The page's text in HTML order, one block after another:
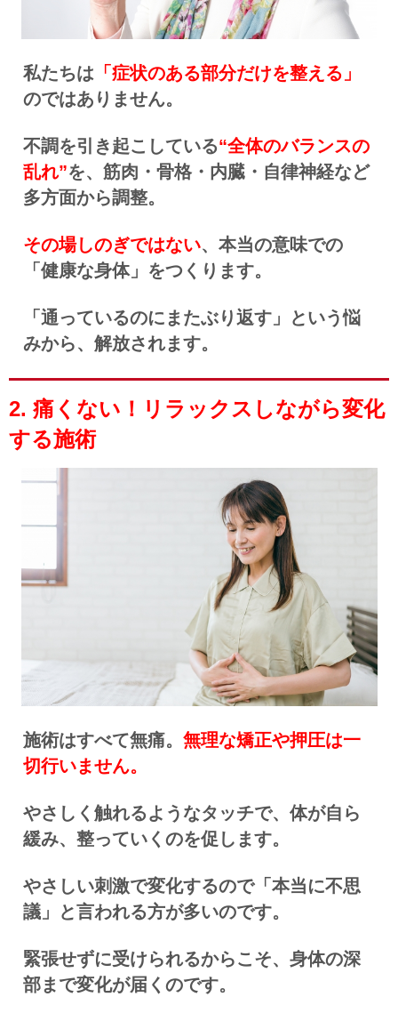
私たちは 「症状のある部分だけを整える」
のではありません。
不調を引き起こしている“全体のバランスの
乱れ”を、筋肉・骨格・内臓・自律神経など
多方面から調整。
その場しのぎではない、本当の意味での
「健康な身体」をつくります。
「 通っているのにまたぶり返す」という悩
みから、解放されます。
2. 痛くない！リラックスしながら変化
する施術
施術はすべて無痛。 無理な矯正や押圧は一
切行いません。
やさしく触れるようなタッチで、体が自ら
緩み、整っていくのを促します。
やさしい刺激で変化するので「本当に不思
議」と言われる方が多いのです。
緊張せずに受けられるからこそ、身体の深
部まで変化が届くのです。